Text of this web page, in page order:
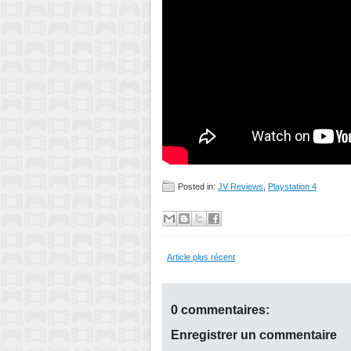
Posted in: JV Reviews Playstation 4
Article plus récent
0 commentaires:
Enregistrer un commentaire